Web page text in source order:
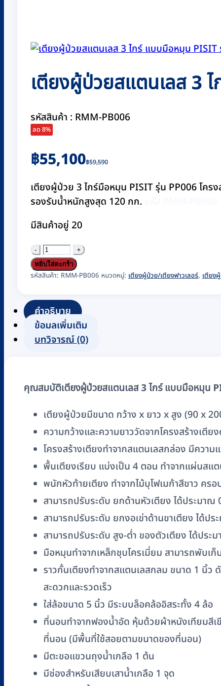
เตียงผู้ป่วยสแตนเลส 3
รหัสสินค้า : RMM-PB006
ลด 8%
฿59,590
Original
price
was:
฿59,590.
฿55,100
Current
price
is:
฿55,100.
เตียงผู้ป่วย 3 ไกร์มือหมุน PISIT รุ่น PP006 โค
รองรับน้ำหนักสูงสุด 120 กก.
มีสินค้าอยู่ 20
จำนวน
เตียง
ผู้
ส
แตน
เลส
มือ
หมุน
PISIT
รุ่น
PP006
ชิ้น
หยิบใส่ตะกร้า
รหัสสินค้า: RMM-PB006 หมวดหมู่: เตียงผู้ป่วย/เตียงฟาวเลอร์, เตียง
คำอธิบาย
ข้อมูลเพิ่มเติม
บทวิจารณ์ (0)
คุณสมบัติเตียงผู้ป่วยสแตนเลส 3 ไกร์ แบบมือหมุน
เตียงผู้ป่วยมีขนาด กว้าง x ยาว x สูง (90 x
ความกว้างและความยาววัดจากโครงสร้างเ
โครงสร้างเตียงทำจากสแตนเลสกล่อง มีควา
พื้นเตียงเรียบ แบ่งเป็น 4 ตอน ทำจากแผ่นสแ
พนักหัวท้ายเตียง ทำจากไม้บุโฟเมก้าสีขาว ค
สามารถปรับระดับ ยกด้านหัวเตียง ได้ประมาณ
สามารถปรับระดับ ยกงอเข่าด้านขาเตียง ได้ป
สามารถปรับระดับ สูง-ต่ำ ของตัวเตียง ได้ปร
มือหมุนทำจากเหล็กชุบโครเมี่ยม สามารถพับเก็
ราวกั้นเตียงทำจากสแตนเลสกลม ขนาด 1 นิ้
สะดวกและรวดเร็ว
ใส่ล้อขนาด 5 นิ้ว มีระบบล็อคล้ออิสระทั้ง 4 ล้อ
ที่นอนทำจากฟองน้ำอัด หุ้มด้วยผ้าหนังเทียมสี
ที่นอน (มีพื้นที่ใช้สอยตามขนาดของที่นอน)
มีตะขอแขวนถุงน้ำเกลือ 1 ต้น
มีช่องสำหรับเสียบเสาน้ำเกลือ 1 จุด